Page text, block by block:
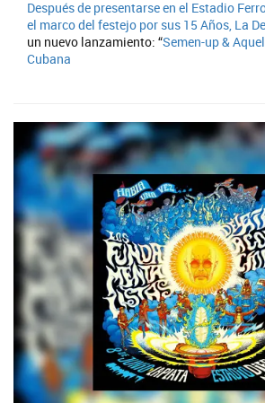
Después de presentarse en el Estadio
el marco del festejo por sus 15 Años, La
un nuevo lanzamiento: “Semen-up &
Cubana